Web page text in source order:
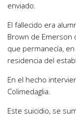
enviado.
El fallecido era
Brown de Emerson
que permanecía,
residencia del
En el hecho
Colimedaglia.
Este suicidio, se